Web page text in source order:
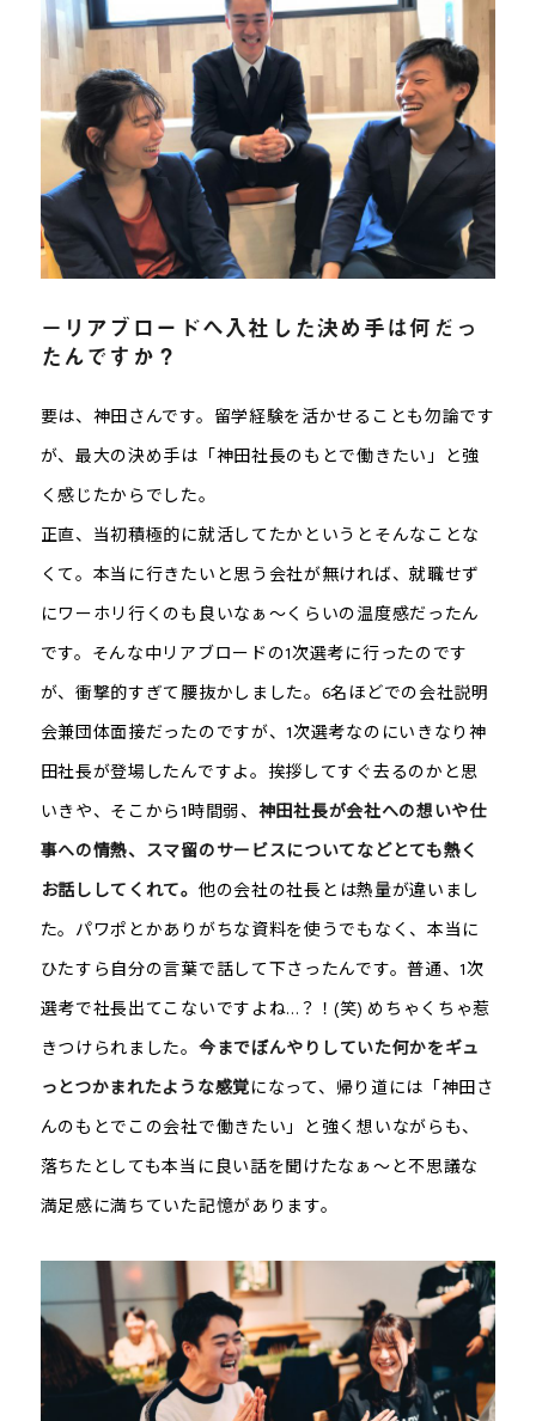
－リアブロードへ入社した決め手は何だっ
たんですか？
要は、神田さんです。留学経験を活かせることも勿論です
が、最大の決め手は「神田社長のもとで働きたい」と強
く感じたからでした。
正直、当初積極的に就活してたかというとそんなことな
くて。本当に行きたいと思う会社が無ければ、就職せず
にワーホリ行くのも良いなぁ～くらいの温度感だったん
です。そんな中リアブロードの1次選考に行ったのです
が、衝撃的すぎて腰抜かしました。6名ほどでの会社説明
会兼団体面接だったのですが、1次選考なのにいきなり神
田社長が登場したんですよ。挨拶してすぐ去るのかと思
いきや、そこから1時間弱、 神田社長が会社への想いや仕
事への情熱、スマ留のサービスについてなどとても熱く
お話ししてくれて。 他の会社の社長とは熱量が違いまし
た。パワポとかありがちな資料を使うでもなく、本当に
ひたすら自分の言葉で話して下さったんです。普通、1次
選考で社長出てこないですよね…？！(笑) めちゃくちゃ惹
きつけられました。 今までぼんやりしていた何かをギュ
っとつかまれたような感覚になって、帰り道には「神田さ
んのもとでこの会社で働きたい」と強く想いながらも、
落ちたとしても本当に良い話を聞けたなぁ～と不思議な
満足感に満ちていた記憶があります。